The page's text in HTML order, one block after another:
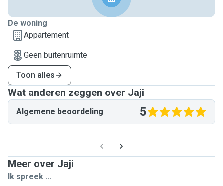
De woning
Appartement
Geen buitenruimte
Toon alles
Wat anderen zeggen over Jaji
Algemene beoordeling 5
Meer over Jaji
Ik spreek ...